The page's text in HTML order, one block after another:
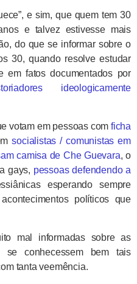
e sim, que quem tem 30
e talvez estivesse mais
do que se informar sobre o
30, quando resolve estudar
em fatos documentados por
ideologicamente
votam em pessoas com ficha
socialistas / comunistas em
camisa de Che Guevara, o
gays, pessoas defendendo a
esperando sempre
políticos que
mal informadas sobre as
se conhecessem bem tais
tanta veemência.